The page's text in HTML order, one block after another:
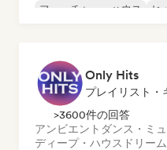
フューチャー・ハウス
ヒ
Only Hits
プレイリスト・
>3600件の回答
アンビエント ダンス・ミ
ディープ・ハウス ドリー